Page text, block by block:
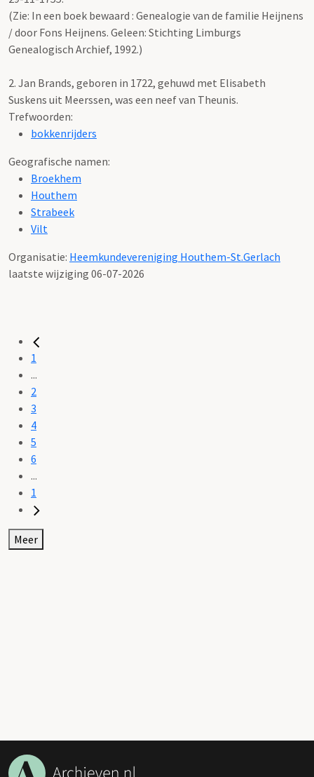
(Zie: In een boek bewaard : Genealogie van de familie Heijnens
/ door Fons Heijnens. Geleen: Stichting Limburgs
Genealogisch Archief, 1992.)
2. Jan Brands, geboren in 1722, gehuwd met Elisabeth
Suskens uit Meerssen, was een neef van Theunis.
Trefwoorden:
bokkenrijders
Geografische namen:
Broekhem
Houthem
Strabeek
Vilt
Organisatie: Heemkundevereniging Houthem-St.Gerlach
laatste wijziging 06-07-2026
1
...
2
3
4
5
6
...
1
Meer